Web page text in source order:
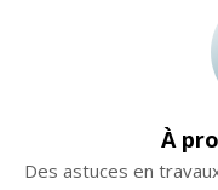
À
Des astuces en